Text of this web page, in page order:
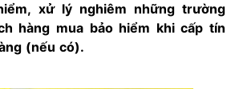
xử lý nghiêm những trường
hàng mua bảo hiểm khi cấp tín
(nếu có).